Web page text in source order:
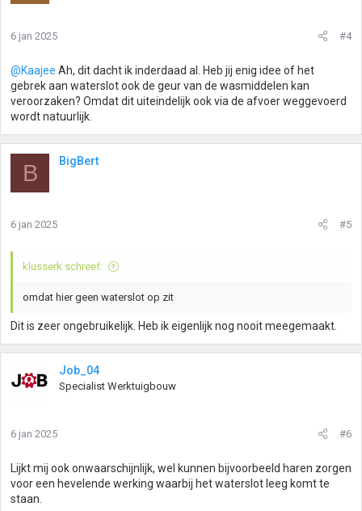
e
i
g
e
:
6 jan 2025 #4
@Kaajee Ah, dit dacht ik inderdaad al. Heb jij enig idee of het
gebrek aan waterslot ook de geur van de wasmiddelen kan
veroorzaken? Omdat dit uiteindelijk ook via de afvoer weggevoerd
wordt natuurlijk.
B BigBert
6 jan 2025 #5
klusserk schreef:
omdat hier geen waterslot op zit
Dit is zeer ongebruikelijk. Heb ik eigenlijk nog nooit meegemaakt.
Job_04
Specialist Werktuigbouw
6 jan 2025 #6
Lijkt mij ook onwaarschijnlijk, wel kunnen bijvoorbeeld haren zorgen
voor een hevelende werking waarbij het waterslot leeg komt te
staan.